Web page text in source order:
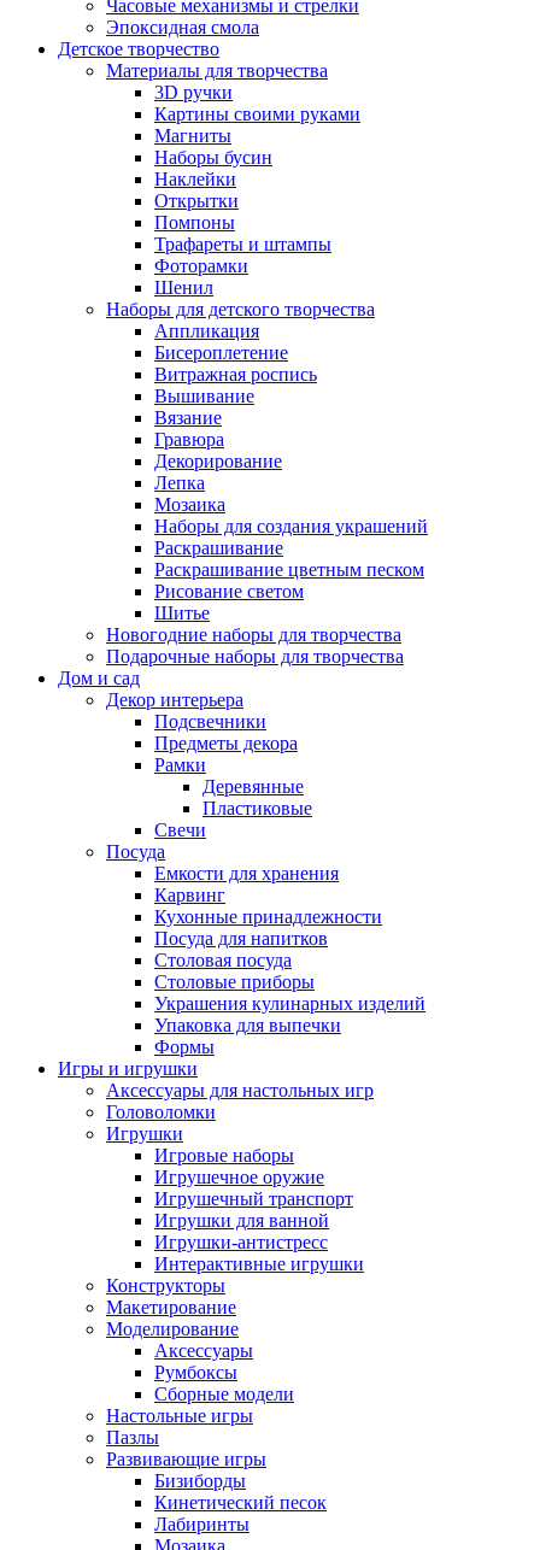
Часовые механизмы и стрелки
Эпоксидная смола
Детское творчество
Материалы для творчества
3D ручки
Картины своими руками
Магниты
Наборы бусин
Наклейки
Открытки
Помпоны
Трафареты и штампы
Фоторамки
Шенил
Наборы для детского творчества
Аппликация
Бисероплетение
Витражная роспись
Вышивание
Вязание
Гравюра
Декорирование
Лепка
Мозаика
Наборы для создания украшений
Раскрашивание
Раскрашивание цветным песком
Рисование светом
Шитье
Новогодние наборы для творчества
Подарочные наборы для творчества
Дом и сад
Декор интерьера
Подсвечники
Предметы декора
Рамки
Деревянные
Пластиковые
Свечи
Посуда
Емкости для хранения
Карвинг
Кухонные принадлежности
Посуда для напитков
Столовая посуда
Столовые приборы
Украшения кулинарных изделий
Упаковка для выпечки
Формы
Игры и игрушки
Аксессуары для настольных игр
Головоломки
Игрушки
Игровые наборы
Игрушечное оружие
Игрушечный транспорт
Игрушки для ванной
Игрушки-антистресс
Интерактивные игрушки
Конструкторы
Макетирование
Моделирование
Аксессуары
Румбоксы
Сборные модели
Настольные игры
Пазлы
Развивающие игры
Бизиборды
Кинетический песок
Лабиринты
Мозаика